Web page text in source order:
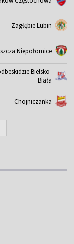
Zagłębie Lubin
Niepołomice
Bielsko-
Biała
Chojniczanka